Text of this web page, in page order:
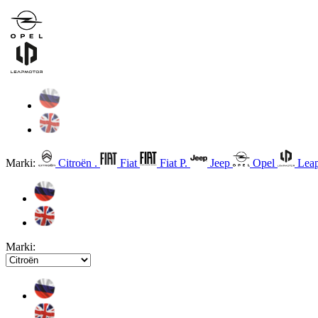
Marki: Citroën . Fiat Fiat P. Jeep Opel
Marki: